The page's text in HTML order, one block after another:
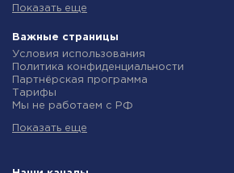
Интеграция SendPulse
Интеграция Stream Telecom
Интеграция Google Analytics
Интеграция Creatio
Интеграция Ringostat
Интеграция Google Calendar
Интеграция Airtable
Интеграция RO App
Интеграция Gist
Интеграция Straico
Интеграция Rows
Интеграция Firecrawl
Интеграция Binotel SmartCRM
Интеграция Perplexity AI
Интеграция Formbricks
Интеграция Getsitecontrol
Показать еще
Важные страницы
Условия использования
Политика конфиденциальности
Партнёрская программа
Тарифы
Мы не работаем с РФ
Индивидуальная разработка
Маркетинг
Показать еще